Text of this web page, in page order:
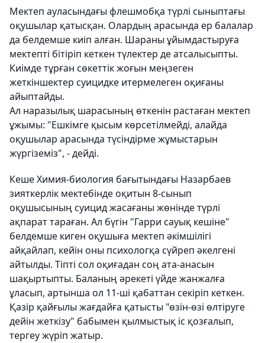
Мектеп ауласындағы флешмобқа түрлі сыныптағы
оқушылар қатысқан. Олардың арасында ер балалар
да белдемше киіп алған. Шараны ұйымдастыруға
мектепті бітіріп кеткен түлектер де атсалысыпты.
Киімде тұрған сөкеттік жоғын меңзеген
жеткіншектер суицидке итермелеген оқиғаны
айыптайды.
Ал наразылық шарасының өткенін растаған мектеп
ұжымы: "Ешкімге қысым көрсетілмейді, алайда
оқушылар арасында түсіндірме жұмыстарын
жүргіземіз", - дейді.
Кеше Химия-биология бағытындағы Назарбаев
зияткерлік мектебінде оқитын 8-сынып
оқушысының суицид жасағаны жөнінде түрлі
ақпарат тараған. Ал бүгін "Гарри сауық кешіне"
белдемше киген оқушыға мектеп әкімшілігі
айқайлап, кейін оны психологқа сүйреп әкелгені
айтылды. Тіпті сол оқиғадан соң ата-анасын
шақыртыпты. Баланың әрекеті үйде жанжалға
ұласып, артынша ол 11-ші қабаттан секіріп кеткен.
Қазір қайғылы жағдайға қатысты "өзін-өзі өлтіруге
дейін жеткізу" бабымен қылмыстық іс қозғалып,
тергеу жүріп жатыр.